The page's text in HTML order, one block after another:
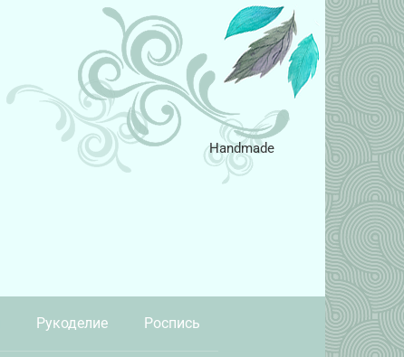
Handmade
Рукоделие Роспись